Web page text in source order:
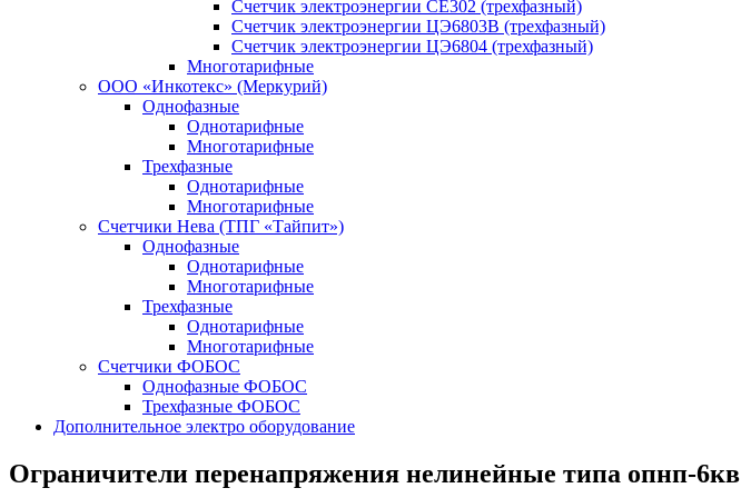
Счетчик электроэнергии CE302 (трехфазный)
Счетчик электроэнергии ЦЭ6803В (трехфазный)
Счетчик электроэнергии ЦЭ6804 (трехфазный)
Многотарифные
ООО «Инкотекс» (Меркурий)
Однофазные
Однотарифные
Многотарифные
Трехфазные
Однотарифные
Многотарифные
Счетчики Нева (ТПГ «Тайпит»)
Однофазные
Однотарифные
Многотарифные
Трехфазные
Однотарифные
Многотарифные
Счетчики ФОБОС
Однофазные ФОБОС
Трехфазные ФОБОС
Дополнительное электро оборудование
Ограничители перенапряжения нелинейные типа опнп-6кв